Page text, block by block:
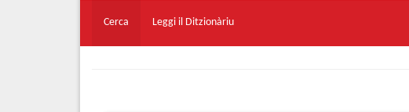
Cerca Leggi il Ditzionàriu